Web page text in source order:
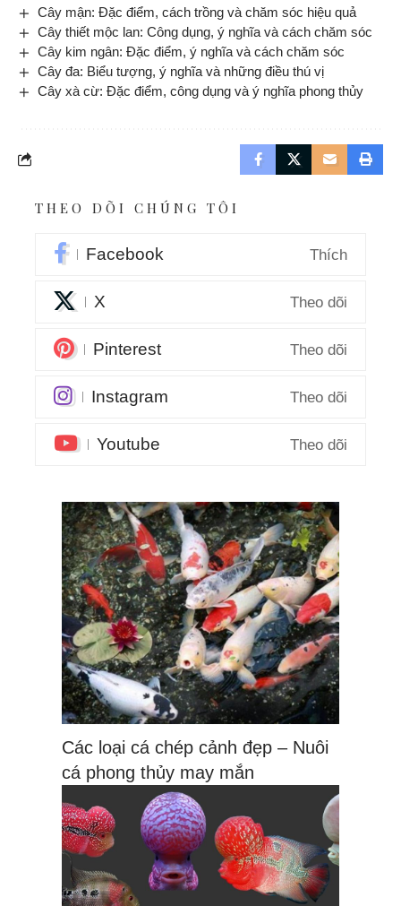
Cây mận: Đặc điểm, cách trồng và chăm sóc hiệu quả
Cây thiết mộc lan: Công dụng, ý nghĩa và cách chăm sóc
Cây kim ngân: Đặc điểm, ý nghĩa và cách chăm sóc
Cây đa: Biểu tượng, ý nghĩa và những điều thú vị
Cây xà cừ: Đặc điểm, công dụng và ý nghĩa phong thủy
THEO DÕI CHÚNG TÔI
Facebook Thích
X Theo dõi
Pinterest Theo dõi
Instagram Theo dõi
Youtube Theo dõi
Các loại cá chép cảnh đẹp – Nuôi
cá phong thủy may mắn